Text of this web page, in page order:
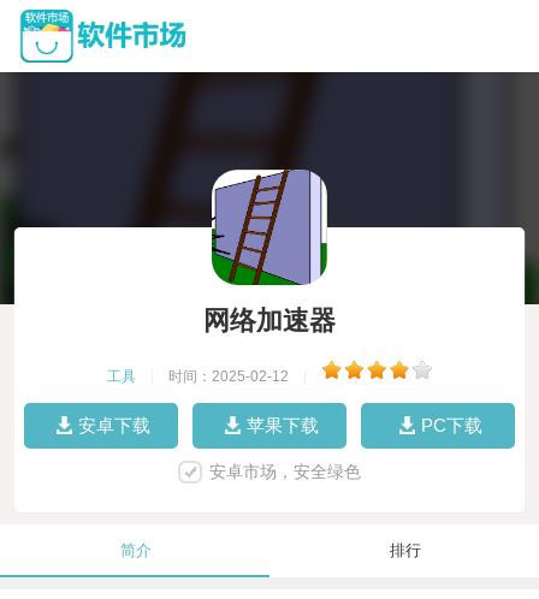
网络加速器
工具 时间：2025-02-12
安卓下载 苹果下载 PC下载
安卓市场，安全绿色
简介 排行